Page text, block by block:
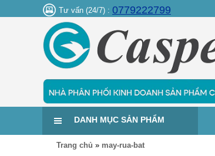
Tư vấn (24/7) : 0779222799
DANH MỤC SẢN PHẨM
Trang chủ » may-rua-bat